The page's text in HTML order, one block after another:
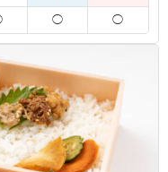
ト中のスタッフから
すね。見た目の彩り
けで、抜群に美味し
影
◯ ◯